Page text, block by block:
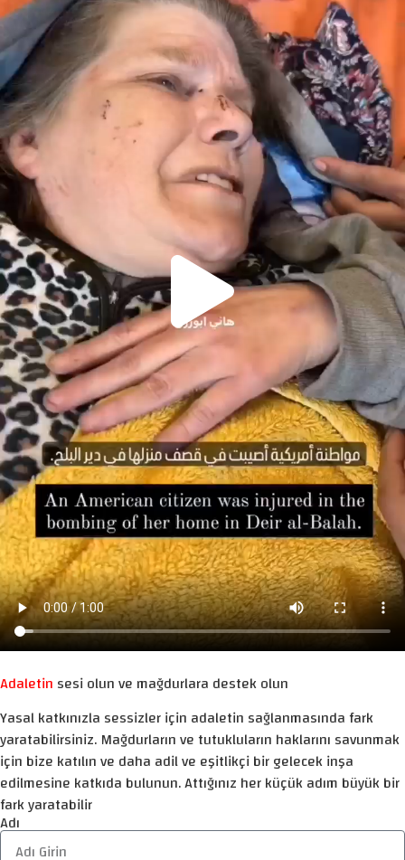
Adaletin sesi olun ve mağdurlara destek olun
Yasal katkınızla sessizler için adaletin sağlanmasında fark
yaratabilirsiniz. Mağdurların ve tutukluların haklarını savunmak
için bize katılın ve daha adil ve eşitlikçi bir gelecek inşa
edilmesine katkıda bulunun. Attığınız her küçük adım büyük bir
fark yaratabilir
Adı